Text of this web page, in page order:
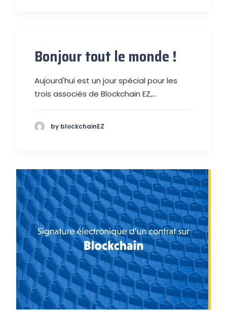
Bonjour tout le monde !
Aujourd'hui est un jour spécial pour les
trois associés de Blockchain EZ,…
by blockchainEZ